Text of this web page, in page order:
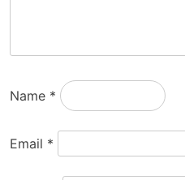
Name *
Email *